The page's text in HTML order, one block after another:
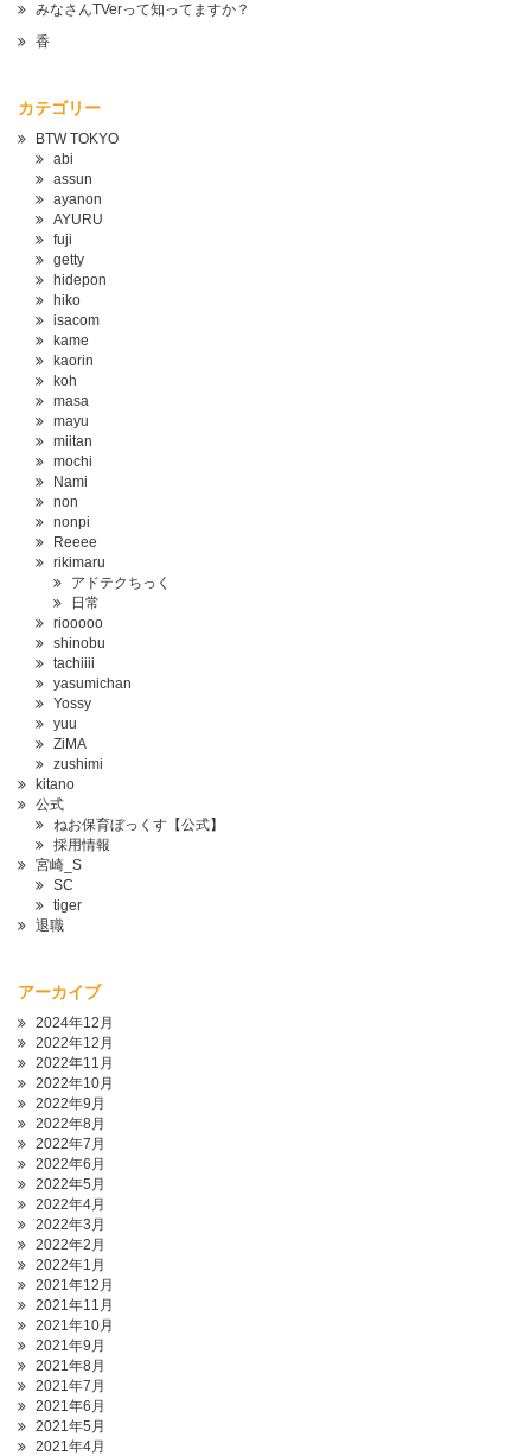
みなさんTVerって知ってますか？
香
カテゴリー
BTW TOKYO
abi
assun
ayanon
AYURU
fuji
getty
hidepon
hiko
isacom
kame
kaorin
koh
masa
mayu
miitan
mochi
Nami
non
nonpi
Reeee
rikimaru
アドテクちっく
日常
riooooo
shinobu
tachiiii
yasumichan
Yossy
yuu
ZiMA
zushimi
kitano
公式
ねお保育ぼっくす【公式】
採用情報
宮崎_S
SC
tiger
退職
アーカイブ
2024年12月
2022年12月
2022年11月
2022年10月
2022年9月
2022年8月
2022年7月
2022年6月
2022年5月
2022年4月
2022年3月
2022年2月
2022年1月
2021年12月
2021年11月
2021年10月
2021年9月
2021年8月
2021年7月
2021年6月
2021年5月
2021年4月